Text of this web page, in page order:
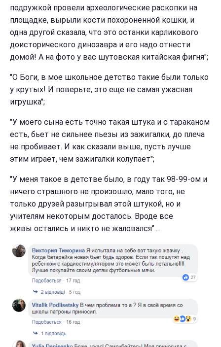
подружкой провели археологические раскопки на
площадке, вырыли кости похороненной кошки, и
одна другой сказала, что это останки карликового
доисторического динозавра и его надо отнести
домой! А на фото у вас шутовская китайская фигня";
"О Боги, в мое школьное детство такие были только
у крутых! И поверьте, это еще не самая ужасная
игрушка";
"У моего сына есть точно такая штука и с тараканом
есть, бьет не сильнее пьезы из зажигалки, до плеча
не пробивает. И как сказали выше, пусть лучше
этим играет, чем зажигалки колупает";
"У меня такое в детстве было, в году так 98-99-ом и
ничего страшного не произошло, мало того, не
только друзей разыгрывал этой штукой, но и
учителям некоторым досталось. Вроде все
живы остались и никто не жаловался"...